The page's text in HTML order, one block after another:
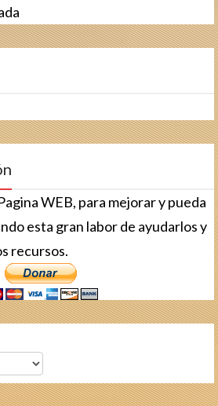
WEB, para mejorar y pueda
esta gran labor de ayudarlos y
recursos.